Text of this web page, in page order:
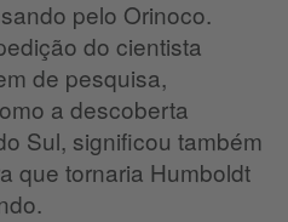
pelo Orinoco.
do cientista
de pesquisa,
a descoberta
Sul, significou também
que tornaria Humboldt